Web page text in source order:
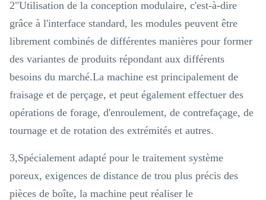
2"Utilisation de la conception modulaire, c'est-à-dire
grâce à l'interface standard, les modules peuvent être
librement combinés de différentes manières pour former
des variantes de produits répondant aux différents
besoins du marché.La machine est principalement de
fraisage et de perçage, et peut également effectuer des
opérations de forage, d'enroulement, de contrefaçage, de
tournage et de rotation des extrémités et autres.
3,Spécialement adapté pour le traitement système
poreux, exigences de distance de trou plus précis des
pièces de boîte, la machine peut réaliser le